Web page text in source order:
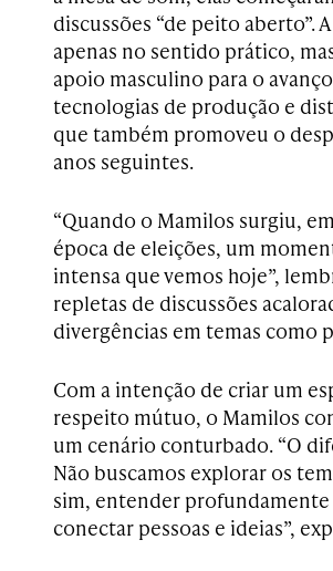
discussões “de peito aberto”.
apenas no sentido prático,
apoio masculino para o
tecnologias de produção e
que também promoveu o
anos seguintes.
“Quando o Mamilos surgiu,
época de eleições, um
intensa que vemos hoje”,
repletas de discussões
divergências em temas como
Com a intenção de criar um
respeito mútuo, o Mamilos
um cenário conturbado. “O
Não buscamos explorar os
sim, entender
conectar pessoas e ideias”,